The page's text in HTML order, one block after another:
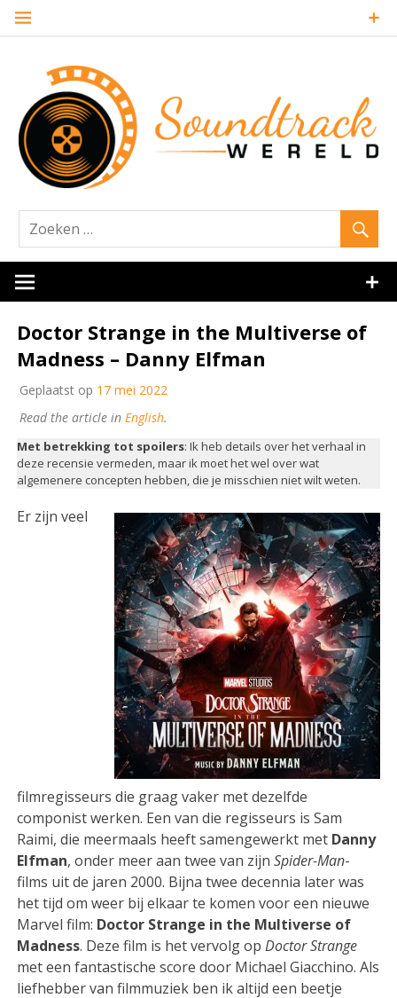
Naar
springen
Doctor Strange in the Multiverse of
Madness – Danny Elfman
Geplaatst op 17 mei 2022
Read the article in English.
Met betrekking tot spoilers: Ik heb details over het verhaal in
deze recensie vermeden, maar ik moet het wel over wat
algemenere concepten hebben, die je misschien niet wilt weten.
Er zijn veel
filmregisseurs die graag vaker met dezelfde
componist werken. Een van die regisseurs is Sam
Raimi, die meermaals heeft samengewerkt met Danny
Elfman, onder meer aan twee van zijnSpider-Man-
films uit de jaren 2000. Bijna twee decennia later was
het tijd om weer bij elkaar te komen voor een nieuwe
Marvel film: Doctor Strange in the Multiverse of
Madness. Deze film is het vervolg opDoctor Strange
met een fantastische score door Michael Giacchino. Als
liefhebber van filmmuziek ben ik altijd een beetje